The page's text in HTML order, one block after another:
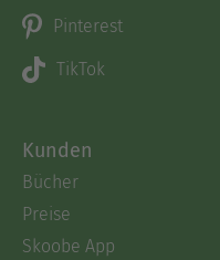
Pinterest
TikTok
Kunden
Bücher
Preise
Skoobe App